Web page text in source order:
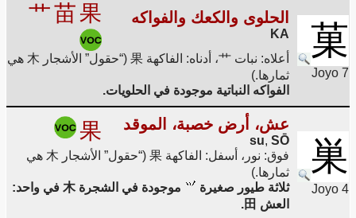
菓
Joyo 7
الحلوى والكعك والفواكه
KA
艹苗果
أعلاه: نبات 艹، أدناه: الفاكهة 果 (“حقول” الأشجار 木 هي
ثمارها.)
الفواكه النباتية موجودة في الحلويات.
巣
Joyo 4
عش، أرض خصبة، الموقد
su, SŌ
果
فوق: نور، أسفل: الفاكهة 果 (“حقول” الأشجار 木 هي
ثمارها.)
ثلاثة طيور صغيرة
موجودة في الشجرة 木 في واحد:
العش 田.